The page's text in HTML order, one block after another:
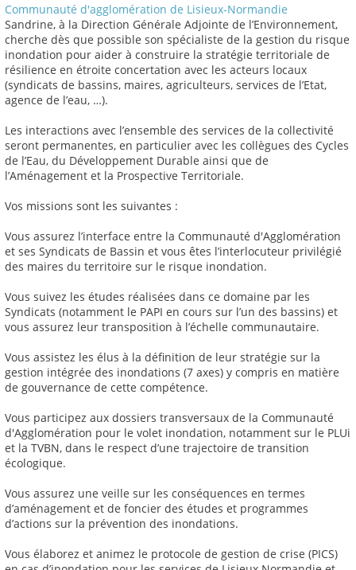
Communauté d'agglomération de Lisieux-Normandie
Sandrine, à la Direction Générale Adjointe de l’Environnement,
cherche dès que possible son spécialiste de la gestion du risque
inondation pour aider à construire la stratégie territoriale de
résilience en étroite concertation avec les acteurs locaux
(syndicats de bassins, maires, agriculteurs, services de l’Etat,
agence de l’eau, …).
Les interactions avec l’ensemble des services de la collectivité
seront permanentes, en particulier avec les collègues des Cycles
de l’Eau, du Développement Durable ainsi que de
l’Aménagement et la Prospective Territoriale.
Vos missions sont les suivantes :
Vous assurez l’interface entre la Communauté d'Agglomération
et ses Syndicats de Bassin et vous êtes l’interlocuteur privilégié
des maires du territoire sur le risque inondation.
Vous suivez les études réalisées dans ce domaine par les
Syndicats (notamment le PAPI en cours sur l’un des bassins) et
vous assurez leur transposition à l’échelle communautaire.
Vous assistez les élus à la définition de leur stratégie sur la
gestion intégrée des inondations (7 axes) y compris en matière
de gouvernance de cette compétence.
Vous participez aux dossiers transversaux de la Communauté
d'Agglomération pour le volet inondation, notamment sur le PLUi
et la TVBN, dans le respect d’une trajectoire de transition
écologique.
Vous assurez une veille sur les conséquences en termes
d’aménagement et de foncier des études et programmes
d’actions sur la prévention des inondations.
Vous élaborez et animez le protocole de gestion de crise (PICS)